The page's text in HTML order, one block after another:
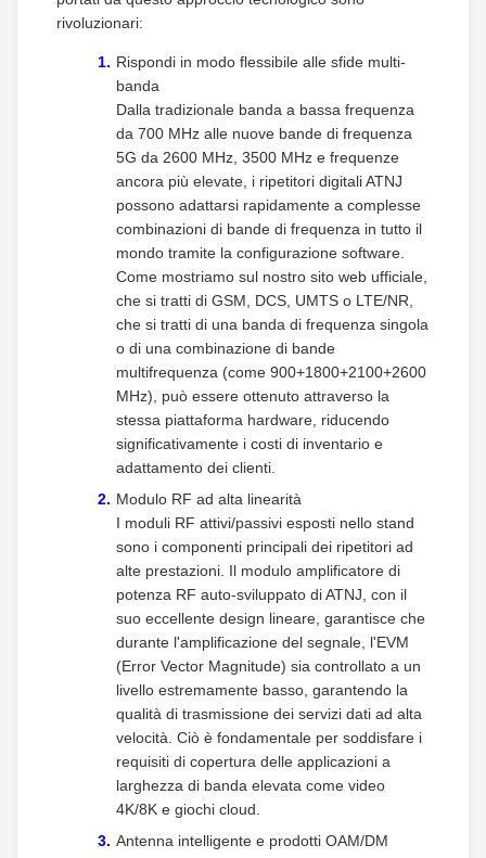
rivoluzionari:
Rispondi in modo flessibile alle sfide multi-
banda
Dalla tradizionale banda a bassa frequenza
da 700 MHz alle nuove bande di frequenza
5G da 2600 MHz, 3500 MHz e frequenze
ancora più elevate, i ripetitori digitali ATNJ
possono adattarsi rapidamente a complesse
combinazioni di bande di frequenza in tutto il
mondo tramite la configurazione software.
Come mostriamo sul nostro sito web ufficiale,
che si tratti di GSM, DCS, UMTS o LTE/NR,
che si tratti di una banda di frequenza singola
o di una combinazione di bande
multifrequenza (come 900+1800+2100+2600
MHz), può essere ottenuto attraverso la
stessa piattaforma hardware, riducendo
significativamente i costi di inventario e
adattamento dei clienti.
Modulo RF ad alta linearità
I moduli RF attivi/passivi esposti nello stand
sono i componenti principali dei ripetitori ad
alte prestazioni. Il modulo amplificatore di
potenza RF auto-sviluppato di ATNJ, con il
suo eccellente design lineare, garantisce che
durante l'amplificazione del segnale, l'EVM
(Error Vector Magnitude) sia controllato a un
livello estremamente basso, garantendo la
qualità di trasmissione dei servizi dati ad alta
velocità. Ciò è fondamentale per soddisfare i
requisiti di copertura delle applicazioni a
larghezza di banda elevata come video
4K/8K e giochi cloud.
Antenna intelligente e prodotti OAM/DM